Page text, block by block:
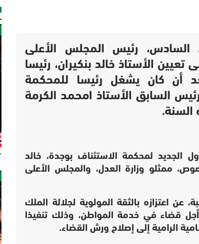
رئيس المجلس الأعلى
الأستاذ خالد بنكيران، رئيسا
أن كان يشغل رئيسا للمحكمة
السابق الأستاذ امحمد الكرمة
السنة.
الجديد لمحكمة الاستئناف بوجدة، خالد
ممثلو وزارة العدل، والمجلس الأعلى
عن اعتزازه بالثقة المولوية لجلالة الملك
قضاء في خدمة المواطن، وذلك تنفيذا
الرامية إلى إصلاح ورش القضاء.